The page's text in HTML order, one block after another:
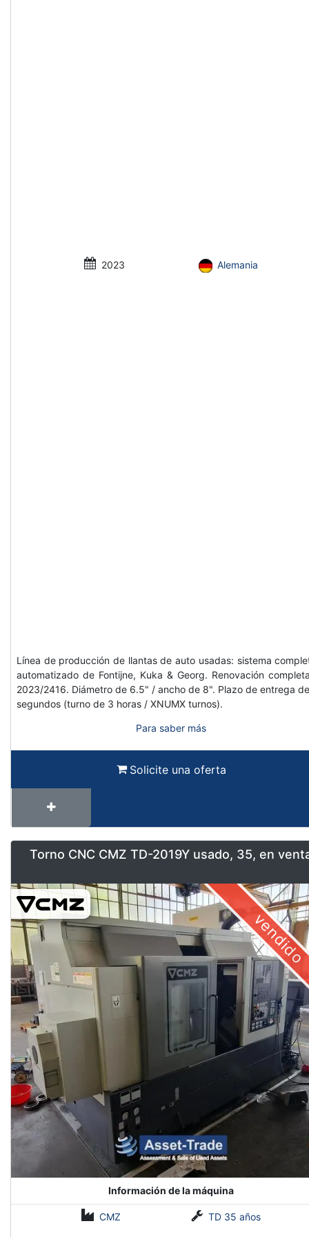
2023 Alemania
Línea de producción de llantas de auto usadas: sistema
automatizado de Fontijne, Kuka & Georg. Renovación
2023/2416. Diámetro de 6.5" / ancho de 8". Plazo de entrega
segundos (turno de 3 horas / XNUMX turnos).
Para saber más
Solicite una oferta
Torno CNC CMZ TD-2019Y usado, 35, en
vendido
Información de la máquina
CMZ TD 35 años